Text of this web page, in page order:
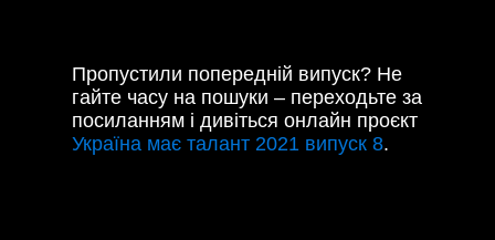
Пропустили попередній випуск? Не
гайте часу на пошуки – переходьте за
посиланням і дивіться онлайн проєкт
Україна має талант 2021 випуск 8.